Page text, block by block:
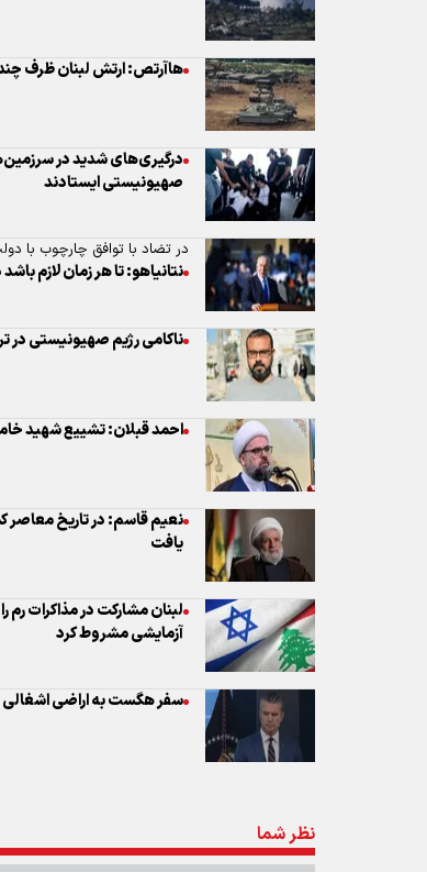
هاآرتص: ارتش لبنان ظرف
درگیری‌های شدید در
صهیونیستی ایستادند
در تضاد با توافق چارچوب با
نتانیاهو: تا هر زمان لازم
ناکامی رژیم صهیونیستی
احمد قبلان: تشییع شهید
نعیم قاسم: در تاریخ معاصر
یافت
لبنان مشارکت در مذاکرات
آزمایشی مشروط کرد
سفر هگست به اراضی
نظر شما